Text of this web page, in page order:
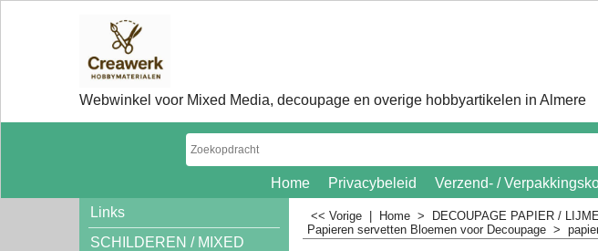
Webwinkel voor Mixed Media, decoupage en overige hobbyartikelen in Almere
Home Privacybeleid Verzend- /
Links
SCHILDEREN / MIXED
<< Vorige Home > DECOUPAGE PAPIER /
Papieren servetten Bloemen voor Decoupage >